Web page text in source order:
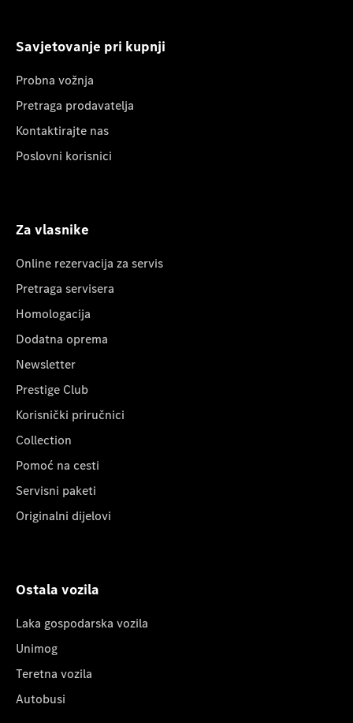
Savjetovanje pri kupnji
Probna vožnja
Pretraga prodavatelja
Kontaktirajte nas
Poslovni korisnici
Za vlasnike
Online rezervacija za servis
Pretraga servisera
Homologacija
Dodatna oprema
Newsletter
Prestige Club
Korisnički priručnici
Collection
Pomoć na cesti
Servisni paketi
Originalni dijelovi
Ostala vozila
Laka gospodarska vozila
Unimog
Teretna vozila
Autobusi